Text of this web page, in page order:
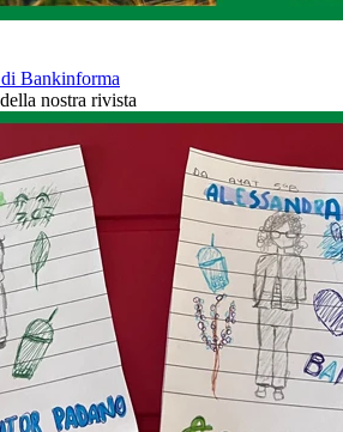
Bankinforma
nostra rivista